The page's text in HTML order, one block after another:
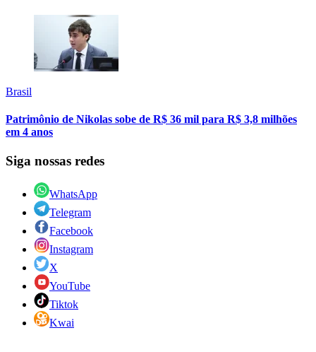
Brasil
Patrimônio de Nikolas sobe de R$ 36 mil para R$ 3,8 milhões
em 4 anos
Siga nossas redes
WhatsApp
Telegram
Facebook
Instagram
X
YouTube
Tiktok
Kwai